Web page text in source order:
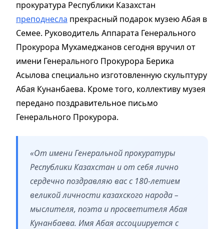
прокуратура Республики Казахстан
преподнесла прекрасный подарок музею Абая в
Семее. Руководитель Аппарата Генерального
Прокурора Мухамеджанов сегодня вручил от
имени Генерального Прокурора Берика
Асылова специально изготовленную скульптуру
Абая Кунанбаева. Кроме того, коллективу музея
передано поздравительное письмо
Генерального Прокурора.
«От имени Генеральной прокуратуры
Республики Казахстан и от себя лично
сердечно поздравляю вас с 180-летием
великой личности казахского народа –
мыслителя, поэта и просветителя Абая
Кунанбаева. Имя Абая ассоциируется с